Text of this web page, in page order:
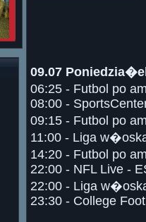
09.07
06:25 - Futbol po
08:00 -
09:15 - Futbol po
11:00 - Liga
14:20 - Futbol po
22:00 - NFL Live -
22:00 - Liga
23:30 - College